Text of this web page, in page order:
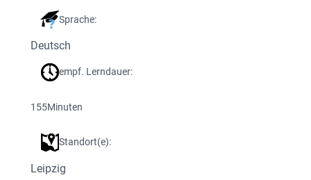
Sprache:
Deutsch
empf. Lerndauer:
155Minuten
Standort(e):
Leipzig